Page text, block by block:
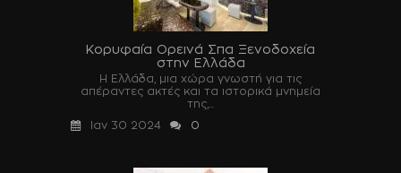
Κορυφαία Ορεινά Σπα Ξενοδοχεία
στην Ελλάδα
Η Ελλάδα, μια χώρα γνωστή για τις
απέραντες ακτές και τα ιστορικά μνημεία
της,...
Ιαν 30 2024
0